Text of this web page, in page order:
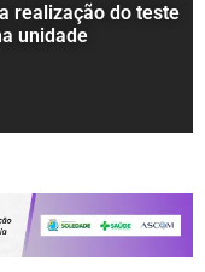
realização do teste
unidade